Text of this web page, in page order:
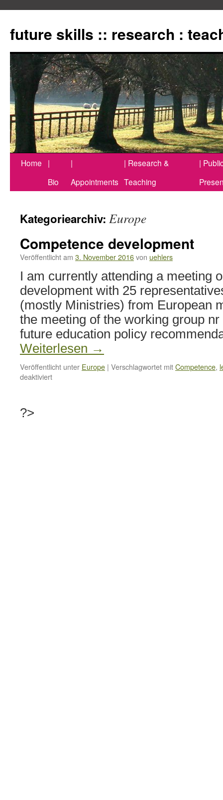
springen
future skills :: research :
Home
|
Bio
|
Appointments
| Research &
Teaching
|
Kategoriearchiv: Europe
Competence development
Veröffentlicht am 3. November 2016von uehlers
I am currently attending a meeting
development with 25
(mostly Ministries) from European
the meeting of the working group
future education policy
Weiterlesen →
Veröffentlicht unter Europe | Verschlagwortet mitCompetence,
deaktiviertfür
?>